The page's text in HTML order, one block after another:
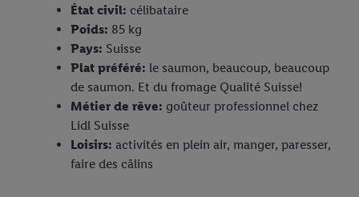
État civil: célibataire
Poids: 85 kg
Pays: Suisse
Plat préféré: le saumon, beaucoup, beaucoup
de saumon. Et du fromage Qualité Suisse!
Métier de rêve: goûteur professionnel chez
Lidl Suisse
Loisirs: activités en plein air, manger, paresser,
faire des câlins